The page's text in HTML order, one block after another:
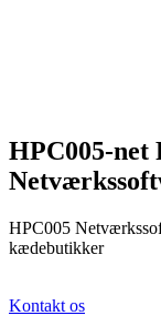
HPC005-
HPC005
kædebutikker
Kontakt os